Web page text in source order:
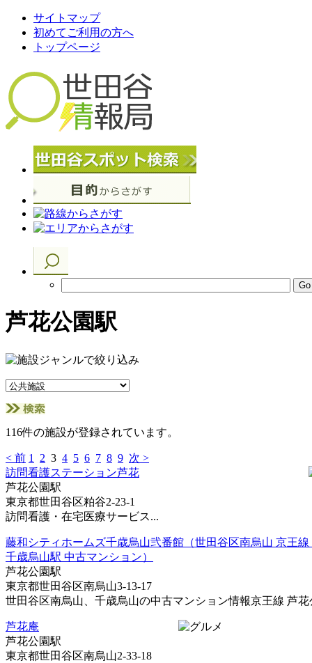
サイトマップ
初めてご利用の方へ
トップページ
芦花公園駅
116件の施設が登録されています。
< 前 1 2 3 4 5 6 7 8 9 次 >
訪問看護ステーション芦花
芦花公園駅
東京都世田谷区粕谷2-23-1
訪問看護・在宅医療サービス...
藤和シティホームズ千歳烏山弐番館（世田谷区南烏山 京王線
千歳烏山駅 中古マンション）
芦花公園駅
東京都世田谷区南烏山3-13-17
世田谷区南烏山、千歳烏山の中古マンション情報京王線 芦花
芦花庵
芦花公園駅
東京都世田谷区南烏山2-33-18